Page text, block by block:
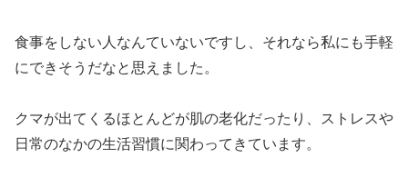
食事をしない人なんていないですし、それなら私にも手軽
にできそうだなと思えました。
クマが出てくるほとんどが肌の老化だったり、ストレスや
日常のなかの生活習慣に関わってきています。